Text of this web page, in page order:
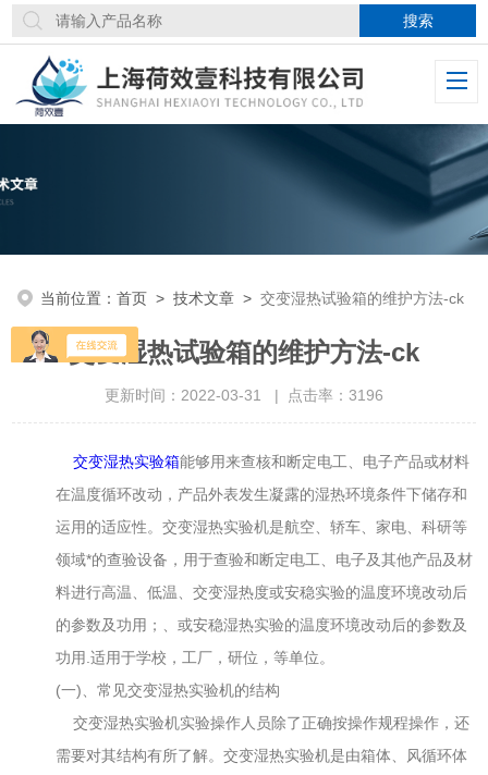
当前位置：首页 >技术文章 >交变湿热试验箱的维护方法-ck
交变湿热试验箱的维护方法-ck
更新时间：2022-03-31 | 点击率：3196
交变湿热实验箱能够用来查核和断定电工、电子产品或材料
在温度循环改动，产品外表发生凝露的湿热环境条件下储存和
运用的适应性。交变湿热实验机是航空、轿车、家电、科研等
领域*的查验设备，用于查验和断定电工、电子及其他产品及材
料进行高温、低温、交变湿热度或安稳实验的温度环境改动后
的参数及功用；、或安稳湿热实验的温度环境改动后的参数及
功用.适用于学校，工厂，研位，等单位。
(一)、常见交变湿热实验机的结构
交变湿热实验机实验操作人员除了正确按操作规程操作，还
需要对其结构有所了解。交变湿热实验机是由箱体、风循环体